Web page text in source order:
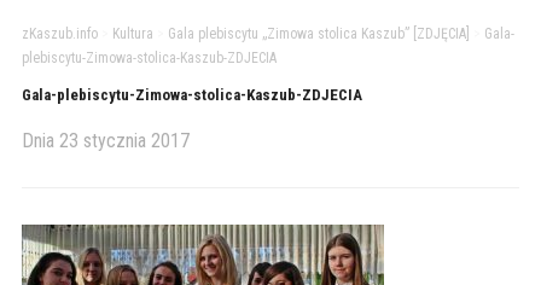
zKaszub.info> Kultura Gala plebiscytu „Zimowa stolica Kaszub” [ZDJĘCIA]
Gala-
plebiscytu-Zimowa-stolica-Kaszub-ZDJECIA
Gala-plebiscytu-Zimowa-stolica-Kaszub-ZDJECIA
Dnia 23 stycznia 2017